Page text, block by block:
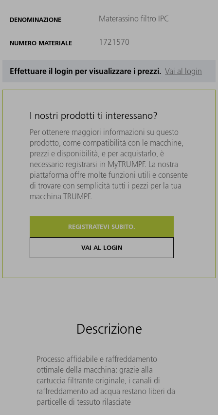
DENOMINAZIONE Materassino filtro IPC
NUMERO MATERIALE 1721570
Effettuare il login per visualizzare i prezzi. Vai al login
I nostri prodotti ti interessano?
Per ottenere maggiori informazioni su questo
prodotto, come compatibilità con le macchine,
prezzi e disponibilità, e per acquistarlo, è
necessario registrarsi in MyTRUMPF. La nostra
piattaforma offre molte funzioni utili e consente
di trovare con semplicità tutti i pezzi per la tua
macchina TRUMPF.
REGISTRATEVI SUBITO.
VAI AL LOGIN
Descrizione
Processo affidabile e raffreddamento
ottimale della macchina: grazie alla
cartuccia filtrante originale, i canali di
raffreddamento ad acqua restano liberi da
particelle di tessuto rilasciate